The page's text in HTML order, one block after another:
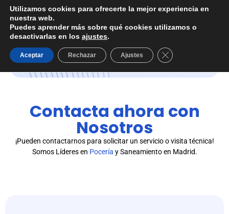
Inicio Contacto
Contacta ahora con
Nosotros
¡Pueden contactarnos para solicitar un servicio o visita técnica!
Somos Líderes en Pocería y Saneamiento en Madrid.
Utilizamos cookies para ofrecerte la mejor experiencia en
nuestra web.
Puedes aprender más sobre qué cookies utilizamos o
desactivarlas en los ajustes.
Aceptar Rechazar Ajustes Cerrar el banner